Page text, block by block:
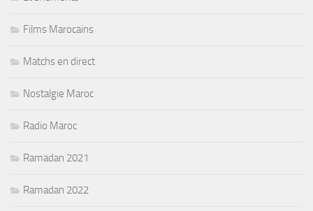
Films Marocains
Matchs en direct
Nostalgie Maroc
Radio Maroc
Ramadan 2021
Ramadan 2022